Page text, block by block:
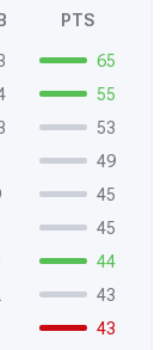
PTS
65
55
53
49
45
45
44
43
43